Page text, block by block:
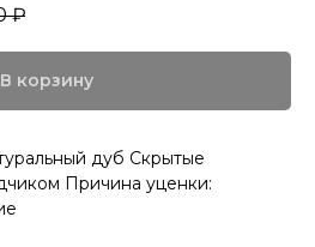
₽
В корзину
дуб Скрытые
Причина уценки: